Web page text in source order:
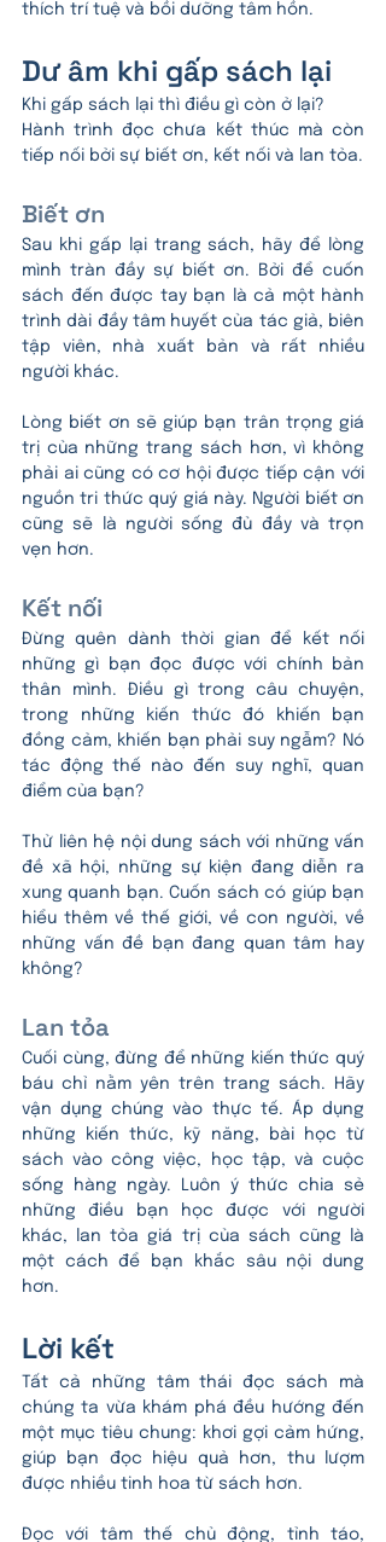
thích trí tuệ và bồi dưỡng tâm hồn.
Dư âm khi gấp sách lại
Khi gấp sách lại thì điều gì còn ở lại?
Hành trình đọc chưa kết thúc mà còn
tiếp nối bởi sự biết ơn, kết nối và lan tỏa.
Biết ơn
Sau khi gấp lại trang sách, hãy để lòng
mình tràn đầy sự biết ơn. Bởi để cuốn
sách đến được tay bạn là cả một hành
trình dài đầy tâm huyết của tác giả, biên
tập viên, nhà xuất bản và rất nhiều
người khác.
Lòng biết ơn sẽ giúp bạn trân trọng giá
trị của những trang sách hơn, vì không
phải ai cũng có cơ hội được tiếp cận với
nguồn tri thức quý giá này. Người biết ơn
cũng sẽ là người sống đủ đầy và trọn
vẹn hơn.
Kết nối
Đừng quên dành thời gian để kết nối
những gì bạn đọc được với chính bản
thân mình. Điều gì trong câu chuyện,
trong những kiến thức đó khiến bạn
đồng cảm, khiến bạn phải suy ngẫm? Nó
tác động thế nào đến suy nghĩ, quan
điểm của bạn?
Thử liên hệ nội dung sách với những vấn
đề xã hội, những sự kiện đang diễn ra
xung quanh bạn. Cuốn sách có giúp bạn
hiểu thêm về thế giới, về con người, về
những vấn đề bạn đang quan tâm hay
không?
Lan tỏa
Cuối cùng, đừng để những kiến thức quý
báu chỉ nằm yên trên trang sách. Hãy
vận dụng chúng vào thực tế. Áp dụng
những kiến thức, kỹ năng, bài học từ
sách vào công việc, học tập, và cuộc
sống hàng ngày. Luôn ý thức chia sẻ
những điều bạn học được với người
khác, lan tỏa giá trị của sách cũng là
một cách để bạn khắc sâu nội dung
hơn.
Lời kết
Tất cả những tâm thái đọc sách mà
chúng ta vừa khám phá đều hướng đến
một mục tiêu chung: khơi gợi cảm hứng,
giúp bạn đọc hiệu quả hơn, thu lượm
được nhiều tinh hoa từ sách hơn.
Đọc với tâm thế chủ động, tỉnh táo,